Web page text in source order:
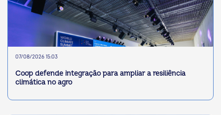
07/08/2026 15:03
Coop defende integração para ampliar a resiliência
climática no agro